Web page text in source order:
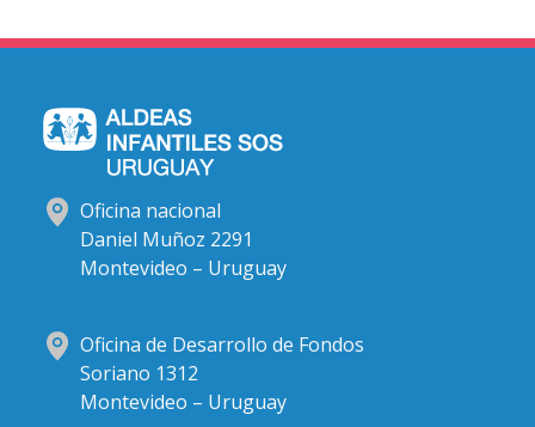
Oficina nacional
Daniel Muñoz 2291
Montevideo – Uruguay
Oficina de Desarrollo de Fondos
Soriano 1312
Montevideo – Uruguay